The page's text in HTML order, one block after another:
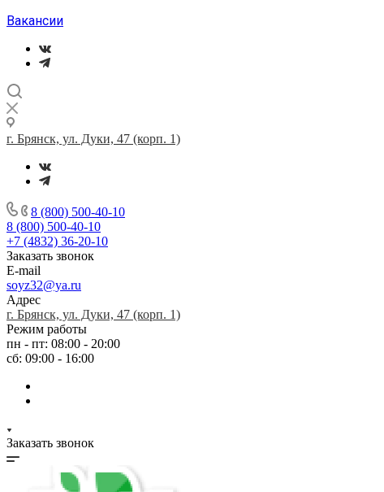
Вакансии
г. Брянск, ул. Дуки, 47 (корп. 1)
8 (800) 500-40-10
8 (800) 500-40-10
+7 (4832) 36-20-10
Заказать звонок
E-mail
soyz32@ya.ru
Адрес
г. Брянск, ул. Дуки, 47 (корп. 1)
Режим работы
пн - пт: 08:00 - 20:00
сб: 09:00 - 16:00
Заказать звонок